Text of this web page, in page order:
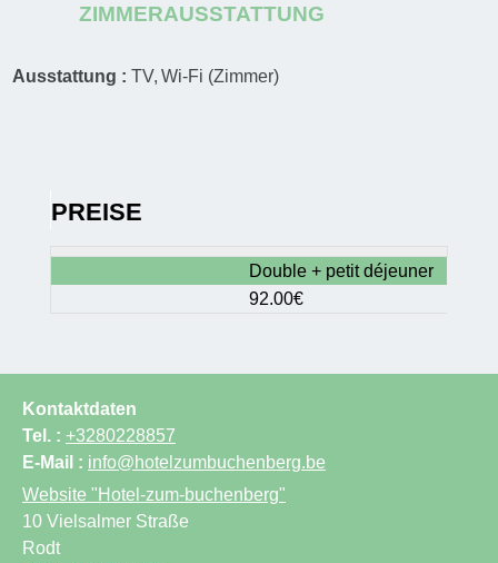
ZIMMERAUSSTATTUNG
Ausstattung :TV Wi-Fi (Zimmer)
PREISE
Double + petit déjeuner
92.00€
Kontaktdaten
Tel. : +3280228857
E-Mail : info@hotelzumbuchenberg.be
Website "Hotel-zum-buchenberg"
10 Vielsalmer Straße
Rodt